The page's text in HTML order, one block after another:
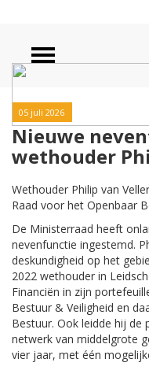
05 juli 2026
Nieuwe
wethouder
Wethouder Philip van
Raad voor het Openbaar
De Ministerraad heeft
nevenfunctie ingestemd.
deskundigheid op het
2022 wethouder in
Financiën in zijn
Bestuur & Veiligheid en
Bestuur. Ook leidde hij de
netwerk van middelgrote
vier jaar, met één